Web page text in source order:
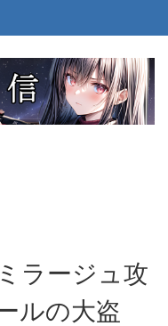
ラージュ攻
ルの大盗